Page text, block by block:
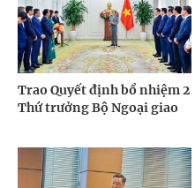
Trao Quyết định bổ nhiệm 2
Thứ trưởng Bộ Ngoại giao